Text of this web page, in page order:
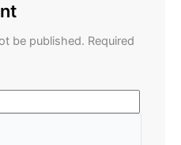
be published. Required